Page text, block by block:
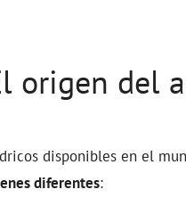
origen del
disponibles en el
diferentes: